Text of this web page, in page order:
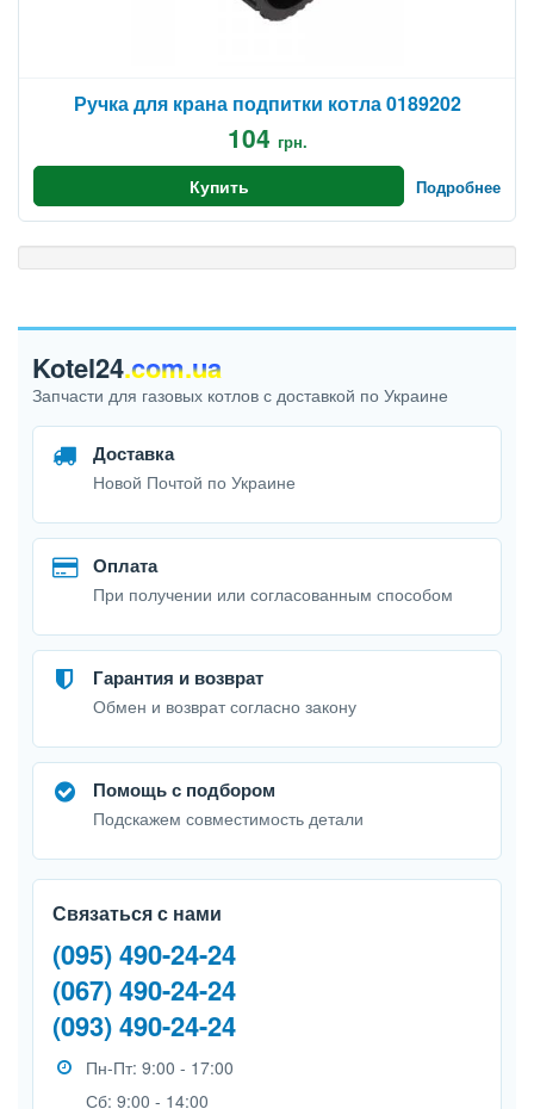
Ручка для крана подпитки котла 0189202
104 грн.
Купить Подробнее
Kotel24.com.ua
Запчасти для газовых котлов с доставкой по Украине
Доставка
Новой Почтой по Украине
Оплата
При получении или согласованным способом
Гарантия и возврат
Обмен и возврат согласно закону
Помощь с подбором
Подскажем совместимость детали
Связаться с нами
(095) 490-24-24
(067) 490-24-24
(093) 490-24-24
Пн-Пт: 9:00 - 17:00
Сб: 9:00 - 14:00